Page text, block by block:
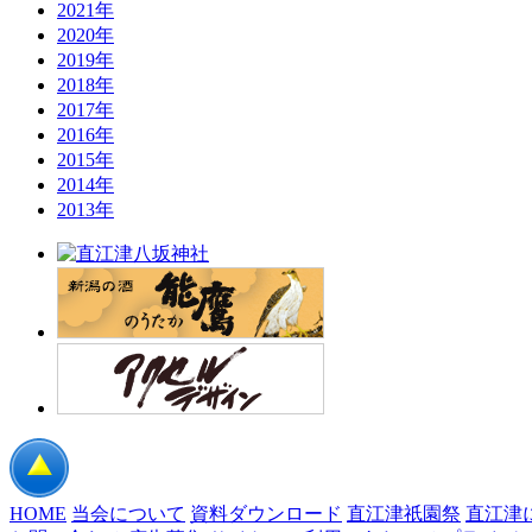
2021年
2020年
2019年
2018年
2017年
2016年
2015年
2014年
2013年
HOME 当会について 資料ダウンロード 直江津祇園祭 直江津